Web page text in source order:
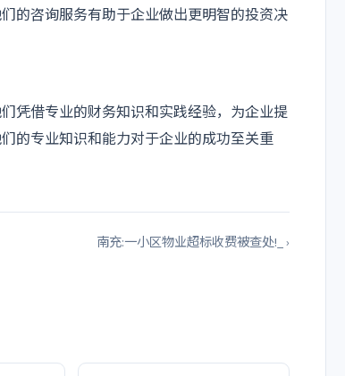
的咨询服务有助于企业做出更明智的投资决
凭借专业的财务知识和实践经验，为企业提
的专业知识和能力对于企业的成功至关重
南充:一小区物业超标收费被查处!_ ›